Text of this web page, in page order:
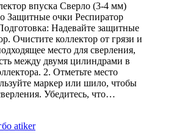
впуска Сверло (3-4 мм)
Защитные очки Респиратор
Надевайте защитные
Очистите коллектор от грязи и
место для сверления,
между двумя цилиндрами в
2. Отметьте место
маркер или шило, чтобы
Убедитесь, что…
atiker